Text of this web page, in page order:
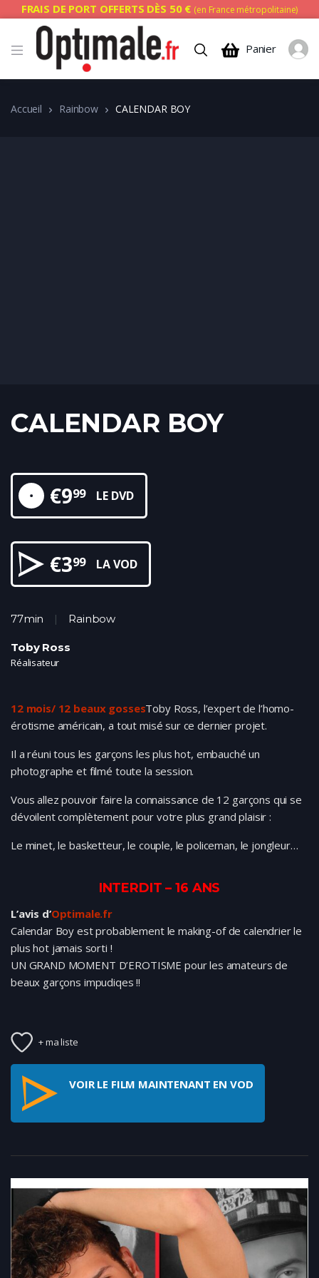
FRAIS DE PORT OFFERTS DÈS 50 € (en France métropolitaine)
Panier
Accueil Rainbow CALENDAR BOY
+ ma liste
VOIR LE FILM MAINTENANT EN VOD
CALENDAR BOY
€999 LE DVD
€399 LA VOD
77min Rainbow
Toby Ross
Réalisateur
12 mois/ 12 beaux gossesToby Ross, l’expert de l’homo-
érotisme américain, a tout misé sur ce dernier projet.
Il a réuni tous les garçons les plus hot, embauché un
photographe et filmé toute la session.
Vous allez pouvoir faire la connaissance de 12 garçons qui se
dévoilent complètement pour votre plus grand plaisir :
Le minet, le basketteur, le couple, le policeman, le jongleur…
INTERDIT – 16 ANS
L’avis d’Optimale.fr
Calendar Boy est probablement le making-of de calendrier le
plus hot jamais sorti !
UN GRAND MOMENT D’EROTISME pour les amateurs de
beaux garçons impudiqes !!